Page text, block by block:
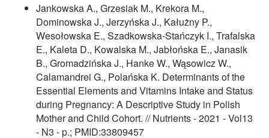
Jankowska A., Grzesiak M., Krekora M.,
Dominowska J., Jerzyńska J., Kałużny P.,
Wesołowska E., Szadkowska-Stańczyk I., Trafalska
E., Kaleta D., Kowalska M., Jabłońska E., Janasik
B., Gromadzińska J., Hanke W., Wąsowicz W.,
Calamandrei G., Polańska K. Determinants of the
Essential Elements and Vitamins Intake and Status
during Pregnancy: A Descriptive Study in Polish
Mother and Child Cohort. // Nutrients - 2021 - Vol13
- N3 - p.; PMID:33809457